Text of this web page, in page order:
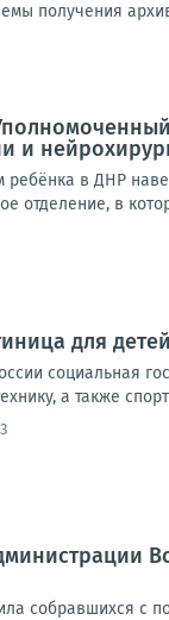
получения
и
в ДНР
отделение, в
для
социальная
а также
собравшихся с